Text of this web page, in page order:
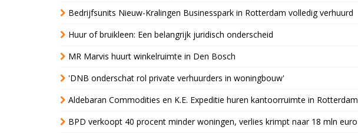
Bedrijfsunits Nieuw-Kralingen Businesspark in Rotterdam volledig verhuurd
Huur of bruikleen: Een belangrijk juridisch onderscheid
MR Marvis huurt winkelruimte in Den Bosch
'DNB onderschat rol private verhuurders in woningbouw'
Aldebaran Commodities en K.E. Expeditie huren kantoorruimte in Rotterdam
BPD verkoopt 40 procent minder woningen, verlies krimpt naar 18 mln euro